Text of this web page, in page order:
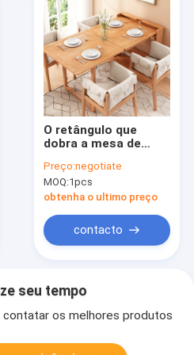
O retângulo que
dobra a mesa de
ajustou a mobília
moderna simples de
Burlywood
Preço:negotiate
MOQ:1pcs
obtenha o ultimo preço
contacto
seu tempo
contatar os melhores produtos